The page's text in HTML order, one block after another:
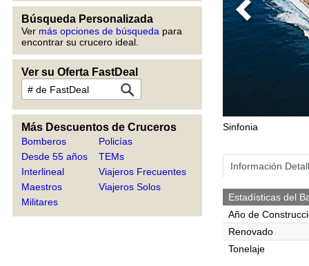
Búsqueda Personalizada
Ver más opciones de búsqueda para
encontrar su crucero ideal.
Ver su Oferta FastDeal
Más Descuentos de Cruceros
Bomberos
Desde 55 años
Interlineal
Maestros
Militares
Policías
TEMs
Viajeros Frecuentes
Viajeros Solos
Previous
Sinfonia
Información
Estadísticas del
Año de
Renovado
Tonelaje